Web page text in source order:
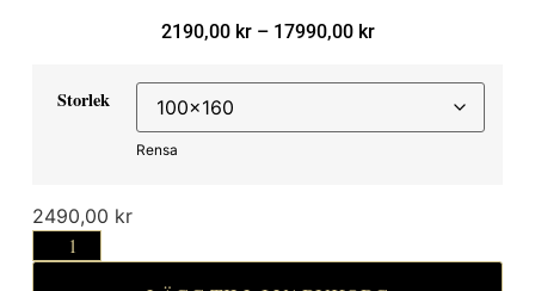
2190,00 kr – 17990,00 kr
Storlek
Rensa
2490,00 kr